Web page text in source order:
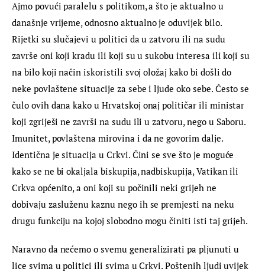
Ajmo povući paralelu s politikom, a što je aktualno u
današnje vrijeme, odnosno aktualno je oduvijek bilo.
Rijetki su slučajevi u politici da u zatvoru ili na sudu
završe oni koji kradu ili koji su u sukobu interesa ili koji su
na bilo koji način iskoristili svoj oložaj kako bi došli do
neke povlaštene situacije za sebe i ljude oko sebe. Često se
čulo ovih dana kako u Hrvatskoj onaj političar ili ministar
koji zgriješi ne završi na sudu ili u zatvoru, nego u Saboru.
Imunitet, povlaštena mirovina i da ne govorim dalje.
Identična je situacija u Crkvi. Čini se sve što je moguće
kako se ne bi okaljala biskupija, nadbiskupija, Vatikan ili
Crkva općenito, a oni koji su počinili neki grijeh ne
dobivaju zasluženu kaznu nego ih se premjesti na neku
drugu funkciju na kojoj slobodno mogu činiti isti taj grijeh.
Naravno da nećemo o svemu generalizirati pa pljunuti u
lice svima u politici ili svima u Crkvi. Poštenih ljudi uvijek